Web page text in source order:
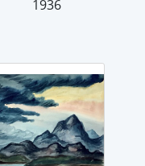
1936